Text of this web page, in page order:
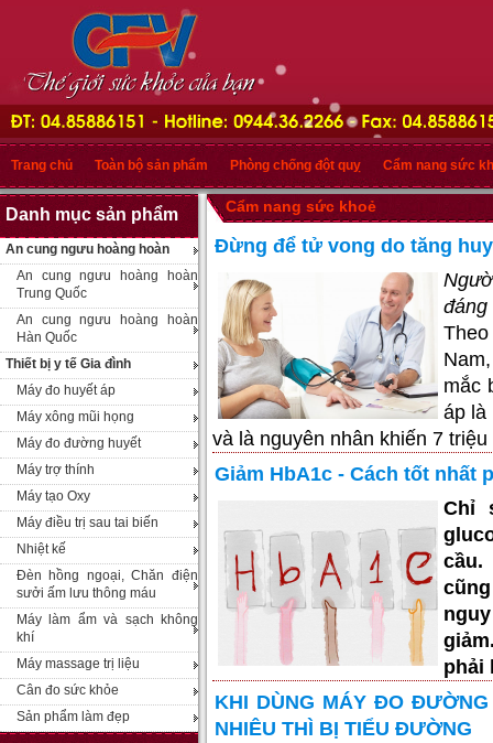
Trang chủ Toàn bộ sản phẩm Phòng chống đột quỵ Cẩm nang sức
Danh mục sản phẩm
An cung ngưu hoàng hoàn
An cung ngưu hoàng hoàn
Trung Quốc
An cung ngưu hoàng hoàn
Hàn Quốc
Thiết bị y tế Gia đình
Máy đo huyết áp
Máy xông mũi họng
Máy đo đường huyết
Máy trợ thính
Máy tạo Oxy
Máy điều trị sau tai biến
Nhiệt kế
Đèn hồng ngoại, Chăn điện
sưởi ấm lưu thông máu
Máy làm ẩm và sạch không
khí
Máy massage trị liệu
Cân đo sức khỏe
Sản phẩm làm đẹp
Cẩm nang sức khoẻ
Đừng để tử vong do tăng
đáng
mắc
áp là
và là nguyên nhân khiến 7
Giảm HbA1c - Cách tốt
Chỉ
cầu.
phải
KHI DÙNG MÁY ĐO
NHIÊU THÌ BỊ TIỂU ĐƯỜNG